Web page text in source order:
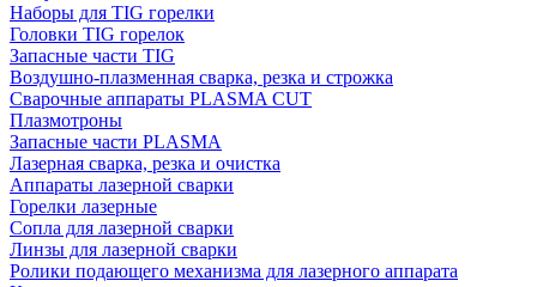
Наборы для TIG горелки
Головки TIG горелок
Запасные части TIG
Воздушно-плазменная сварка, резка и строжка
Сварочные аппараты PLASMA CUT
Плазмотроны
Запасные части PLASMA
Лазерная сварка, резка и очистка
Аппараты лазерной сварки
Горелки лазерные
Сопла для лазерной сварки
Линзы для лазерной сварки
Ролики подающего механизма для лазерного аппарата